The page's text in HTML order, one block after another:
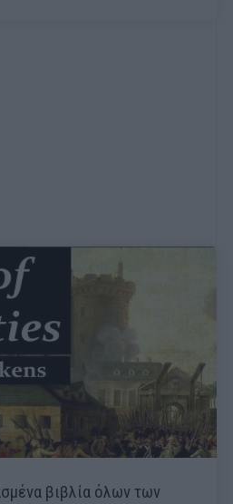
βιβλία όλων των